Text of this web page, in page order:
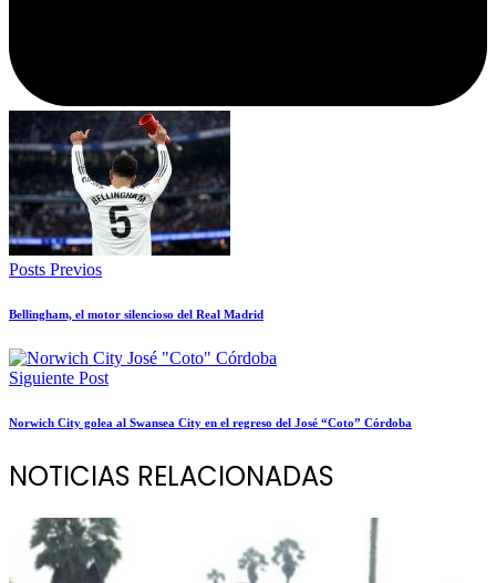
Posts Previos
Bellingham, el motor silencioso del Real Madrid
Siguiente Post
Norwich City golea al Swansea City en el regreso del José “Coto” Córdoba
NOTICIAS RELACIONADAS